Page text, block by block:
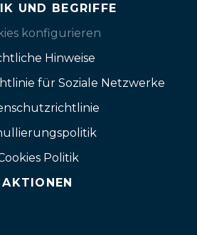
UND BEGRIFFE
konfigurieren
Hinweise
für Soziale Netzwerke
Politik
AKTIONEN